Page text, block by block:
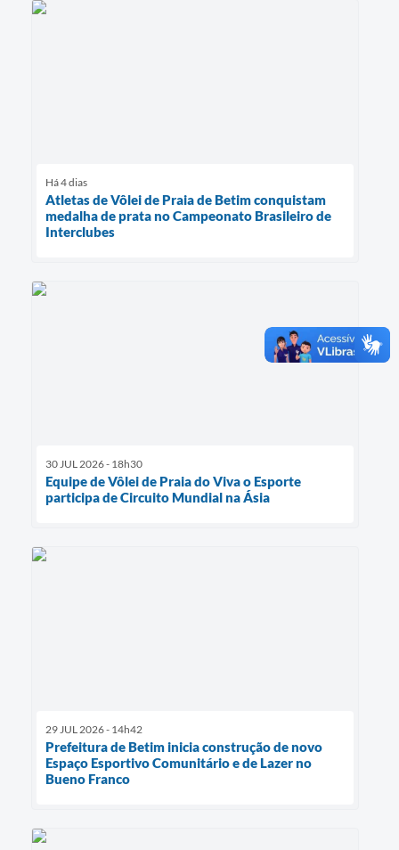
Há 4 dias
Atletas de Vôlei de Praia de Betim conquistam
medalha de prata no Campeonato Brasileiro de
Interclubes
30 JUL 2026 - 18h30
Equipe de Vôlei de Praia do Viva o Esporte
participa de Circuito Mundial na Ásia
29 JUL 2026 - 14h42
Prefeitura de Betim inicia construção de novo
Espaço Esportivo Comunitário e de Lazer no
Bueno Franco